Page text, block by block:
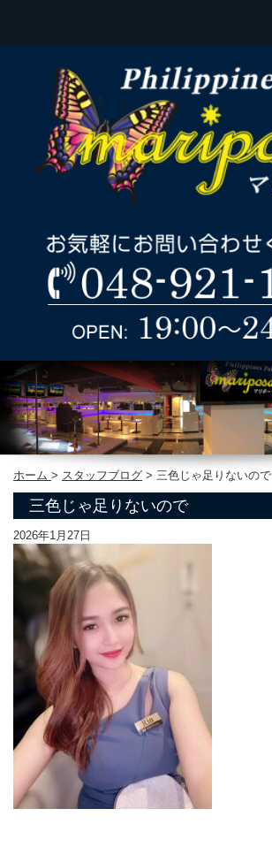
ホーム > スタッフブログ > 三色じゃ足りないので
三色じゃ足りないので
2026年1月27日